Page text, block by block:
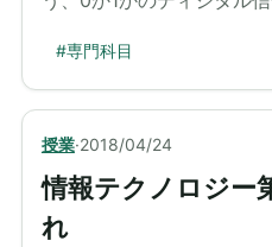
#専門科目
授業·2018/04/24
情報テクノロジー
れ